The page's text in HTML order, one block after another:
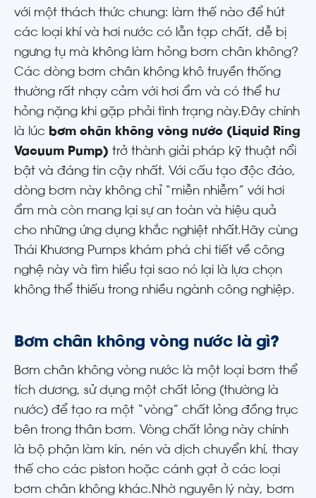
với một thách thức chung: làm thế nào để hút
các loại khí và hơi nước có lẫn tạp chất, dễ bị
ngưng tụ mà không làm hỏng bơm chân không?
Các dòng bơm chân không khô truyền thống
thường rất nhạy cảm với hơi ẩm và có thể hư
hỏng nặng khi gặp phải tình trạng này.Đây chính
là lúc bơm chân không vòng nước (Liquid Ring
Vacuum Pump) trở thành giải pháp kỹ thuật nổi
bật và đáng tin cậy nhất. Với cấu tạo độc đáo,
dòng bơm này không chỉ “miễn nhiễm” với hơi
ẩm mà còn mang lại sự an toàn và hiệu quả
cho những ứng dụng khắc nghiệt nhất. Hãy cùng
Thái Khương Pumps khám phá chi tiết về công
nghệ này và tìm hiểu tại sao nó lại là lựa chọn
không thể thiếu trong nhiều ngành công nghiệp.
Bơm chân không vòng nước là gì?
Bơm chân không vòng nước là một loại bơm thể
tích dương, sử dụng một chất lỏng (thường là
nước) để tạo ra một “vòng” chất lỏng đồng trục
bên trong thân bơm. Vòng chất lỏng này chính
là bộ phận làm kín, nén và dịch chuyển khí, thay
thế cho các piston hoặc cánh gạt ở các loại
bơm chân không khác. Nhờ nguyên lý này, bơm